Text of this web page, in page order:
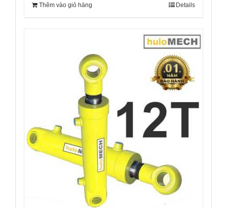
Thêm vào giỏ hàng Details